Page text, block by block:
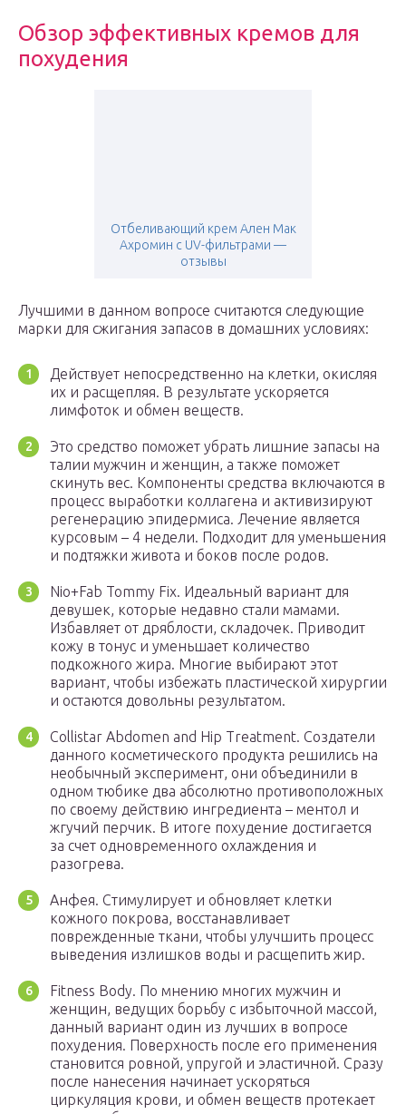
Обзор эффективных кремов для
похудения
Отбеливающий крем Ален Мак
Ахромин с UV-фильтрами —
отзывы
Лучшими в данном вопросе считаются следующие
марки для сжигания запасов в домашних условиях:
Действует непосредственно на клетки, окисляя
их и расщепляя. В результате ускоряется
лимфоток и обмен веществ.
Это средство поможет убрать лишние запасы на
талии мужчин и женщин, а также поможет
скинуть вес. Компоненты средства включаются в
процесс выработки коллагена и активизируют
регенерацию эпидермиса. Лечение является
курсовым – 4 недели. Подходит для уменьшения
и подтяжки живота и боков после родов.
Nio+Fab Tommy Fix. Идеальный вариант для
девушек, которые недавно стали мамами.
Избавляет от дряблости, складочек. Приводит
кожу в тонус и уменьшает количество
подкожного жира. Многие выбирают этот
вариант, чтобы избежать пластической хирургии
и остаются довольны результатом.
Collistar Abdomen and Hip Treatment. Создатели
данного косметического продукта решились на
необычный эксперимент, они объединили в
одном тюбике два абсолютно противоположных
по своему действию ингредиента – ментол и
жгучий перчик. В итоге похудение достигается
за счет одновременного охлаждения и
разогрева.
Анфея. Стимулирует и обновляет клетки
кожного покрова, восстанавливает
поврежденные ткани, чтобы улучшить процесс
выведения излишков воды и расщепить жир.
Fitness Body. По мнению многих мужчин и
женщин, ведущих борьбу с избыточной массой,
данный вариант один из лучших в вопросе
похудения. Поверхность после его применения
становится ровной, упругой и эластичной. Сразу
после нанесения начинает ускоряться
циркуляция крови, и обмен веществ протекает